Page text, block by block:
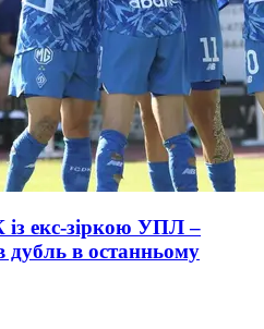
екс-зіркою УПЛ –
в останньому